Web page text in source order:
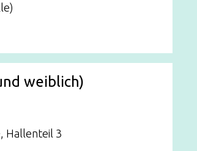
weiblich)
Hallenteil 3